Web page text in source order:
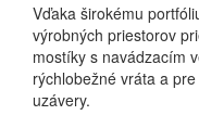
Vďaka širokému
výrobných priestorov
mostíky s navádzacím
rýchlobežné vráta a
uzávery.